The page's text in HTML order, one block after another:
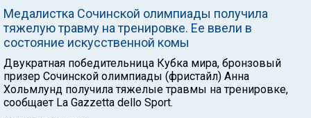
Медалистка Сочинской олимпиады получила
тяжелую травму на тренировке. Ее ввели в
состояние искусственной комы
Двукратная победительница Кубка мира, бронзовый
призер Сочинской олимпиады (фристайл) Анна
Хольмлунд получила тяжелые травмы на тренировке,
сообщает La Gazzetta dello Sport.